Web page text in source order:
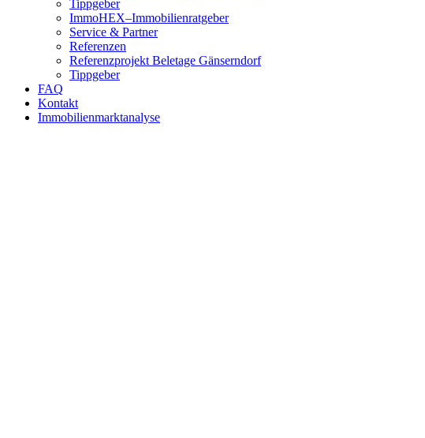
Tippgeber
ImmoHEX–Immobilienratgeber
Service & Partner
Referenzen
Referenzprojekt Beletage Gänserndorf
Tippgeber
FAQ
Kontakt
Immobilienmarktanalyse